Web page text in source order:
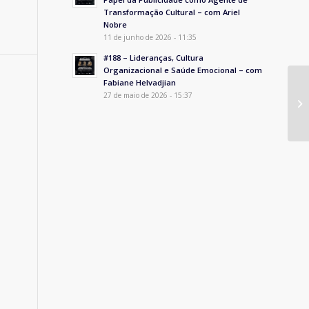
Transformação Cultural – com Ariel
Nobre
11 de junho de 2026 - 11:35
#188 – Lideranças, Cultura
Organizacional e Saúde Emocional – com
Fabiane Helvadjian
27 de maio de 2026 - 15:37